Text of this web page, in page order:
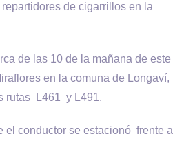
de cigarrillos en la
de las 10 de la mañana de este
en la comuna de Longaví,
rutas L461 y L491.
el conductor se estacionó frente a